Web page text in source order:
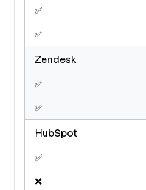
✅
✅
Zendesk
✅
✅
HubSpot
✅
❌